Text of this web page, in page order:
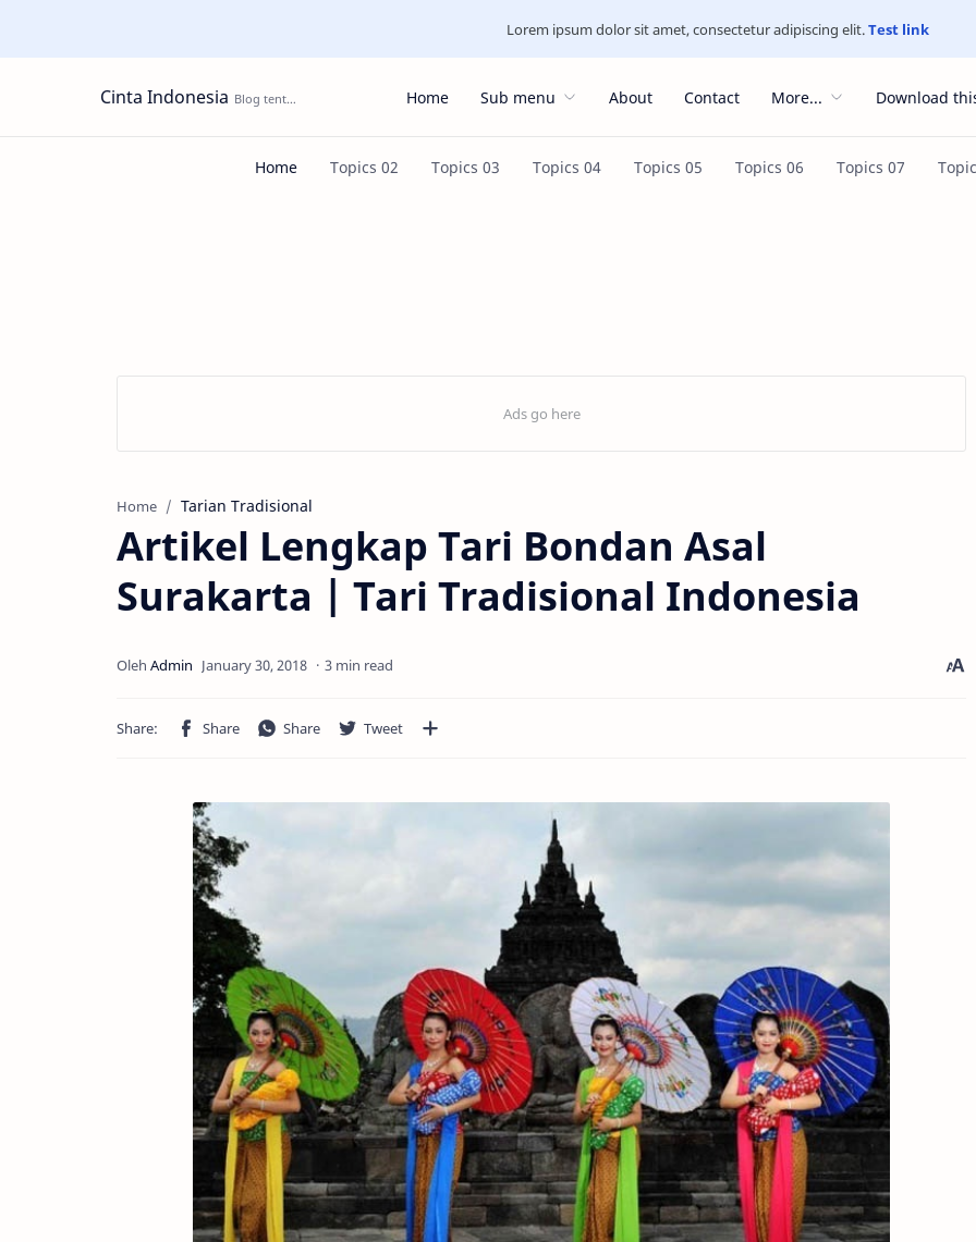
Lorem ipsum dolor sit amet, consectetur adipiscing elit.Test link
Cinta Indonesia Home Sub menu About Contact More... Download
Home Tarian Tradisional
Artikel Lengkap Tari Bondan Asal
Surakarta | Tari Tradisional Indonesia
3 min read